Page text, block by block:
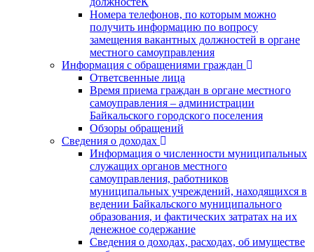
Номера телефонов, по которым можно
получить информацию по вопросу
замещения вакантных должностей в органе
местного самоуправления
Информация с обращениями граждан
Ответсвенные лица
Время приема граждан в органе местного
самоуправления – администрации
Байкальского городского поселения
Обзоры обращений
Сведения о доходах
Информация о численности муниципальных
служащих органов местного
самоуправления, работников
муниципальных учреждений, находящихся в
ведении Байкальского муниципального
образования, и фактических затратах на их
денежное содержание
Сведения о доходах, расходах, об имуществе